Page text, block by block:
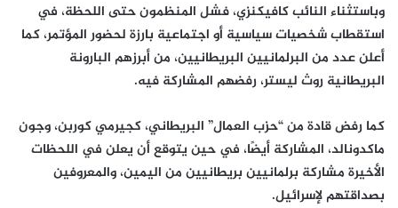
وباستثناء النائب كافيكنزي، فشل المنظمون حتى اللحظة، في
استقطاب شخصيات سياسية أو اجتماعية بارزة لحضور المؤتمر، كما
أعلن عدد من البرلمانيين البريطانيين، من أبرزهم البارونة
البريطانية روث ليستر، رفضهم المشاركة فيه.
كما رفض قادة من “حزب العمال” البريطاني، كجيرمي كوربن، وجون
ماكدونالد، المشاركة أيضًا، في حين يتوقع أن يعلن في اللحظات
الأخيرة مشاركة برلمانيين بريطانيين من اليمين، والمعروفين
بصداقتهم لإسرائيل.